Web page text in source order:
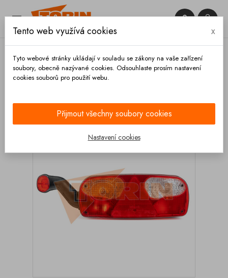
 

Tento web využívá cookies x
Tyto webové stránky ukládají v souladu se zákony na vaše zařízení
soubory, obecně nazývané cookies. Odsouhlaste prosím nastavení
cookies souborů pro použití webu.
Přijmout všechny soubory cookies
Nastavení cookies